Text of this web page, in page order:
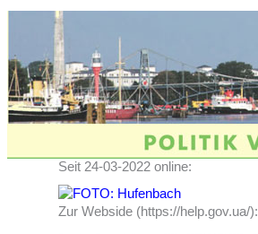
Seit 24-03-2022 online:
Zur Webside (https://help.gov.ua/):